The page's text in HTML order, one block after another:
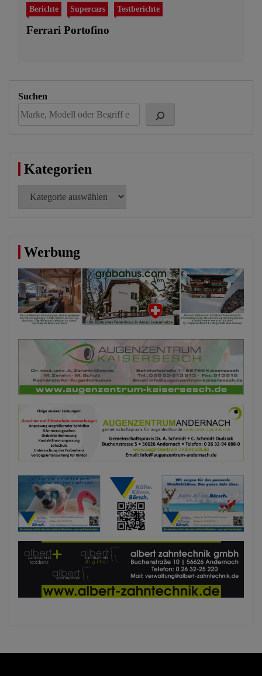
Berichte Supercars Testberichte
Ferrari Portofino
Suchen
Kategorien
Werbung